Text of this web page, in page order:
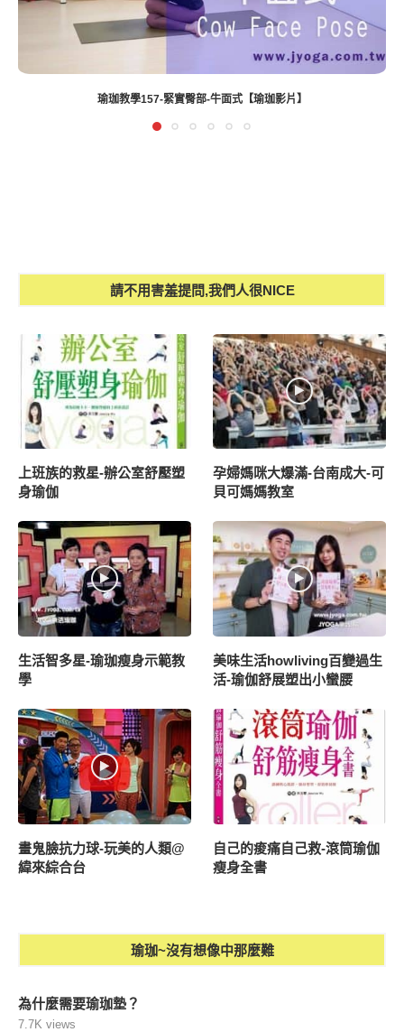
瑜珈教學157-緊實臀部-牛面式【瑜珈影片】
請不用害羞提問,我們人很NICE
上班族的救星-辦公室舒壓塑
身瑜伽
孕婦媽咪大爆滿-台南成大-可
貝可媽媽教室
生活智多星-瑜珈瘦身示範教
學
美味生活howliving百變過生
活-瑜伽舒展塑出小蠻腰
畫鬼臉抗力球-玩美的人類@
緯來綜合台
自己的痠痛自己救-滾筒瑜伽
瘦身全書
瑜珈~沒有想像中那麼難
為什麼需要瑜珈墊？
7.7K views